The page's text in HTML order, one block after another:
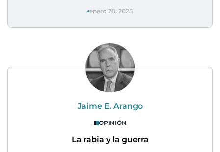
enero 28, 2025
Jaime E. Arango
OPINIÓN
La rabia y la guerra